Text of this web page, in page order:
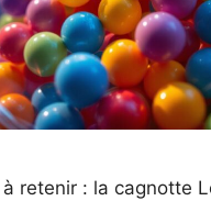
à retenir : la cagnotte